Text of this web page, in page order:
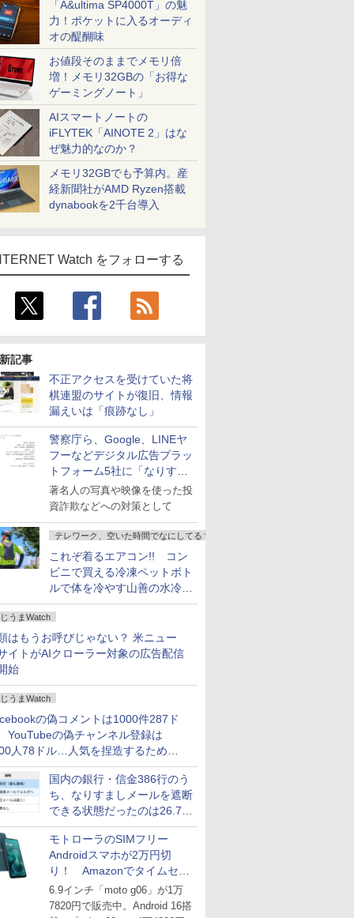
「A&ultima SP4000T」の魅
力！ポケットに入るオーディ
オの醍醐味
お値段そのままでメモリ倍
増！メモリ32GBの「お得な
ゲーミングノート」
AIスマートノートの
iFLYTEK「AINOTE 2」はな
ぜ魅力的なのか？
メモリ32GBでも予算内。産
経新聞社がAMD Ryzen搭載
dynabookを2千台導入
Watch をフォローする
記事
不正アクセスを受けていた将
棋連盟のサイトが復旧、情報
漏えいは「痕跡なし」
警察庁ら、Google、LINEヤ
フーなどデジタル広告プラッ
トフォーム5社に「なりすま
し詐欺広告」対策強化を要請
著名人の写真や映像を使った投
資詐欺などへの対策として
テレワーク、空いた時間でなにしてる？
これぞ着るエアコン!! コン
ビニで買える冷凍ペットボト
ルで体を冷やす山善の水冷ベ
ストがロードバイクにちょう
どいい【ぼっち・ざ・ろー
ど！その14】
うまWatch
はもうお呼びじゃない？ 米ニュー
イトがAIクローラー対象の広告配信
始
うまWatch
の偽コメントは1000件287ド
YouTubeの偽チャンネル登録は
人78ドル…人気を捏造するための
リストが公開中
国内の銀行・信金386行のう
ち、なりすましメールを遮断
できる状態だったのは26.7％
にとどまる～GMOブランド
セキュリティ調査
モトローラのSIMフリー
Androidスマホが2万円切
り！ Amazonでタイムセー
ル
6.9インチ「moto g06」が1万
7820円で販売中。Android 16搭